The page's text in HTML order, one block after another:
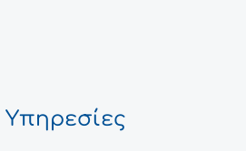
Υπηρεσίες